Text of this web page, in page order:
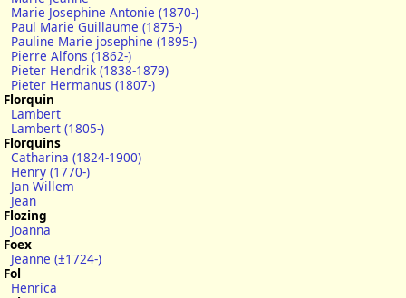
Marie Josephine Antonie (1870-)
Paul Marie Guillaume (1875-)
Pauline Marie josephine (1895-)
Pierre Alfons (1862-)
Pieter Hendrik (1838-1879)
Pieter Hermanus (1807-)
Florquin
Lambert
Lambert (1805-)
Florquins
Catharina (1824-1900)
Henry (1770-)
Jan Willem
Jean
Flozing
Joanna
Foex
Jeanne (±1724-)
Fol
Henrica